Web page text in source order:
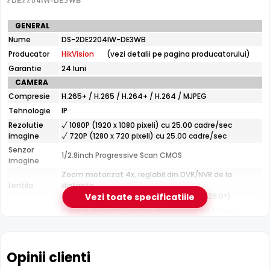
Distanta IR modesta (20 m) — potrivita pentru incaperi
si curti mici
e-Camere.ro recomanda acest produs pentru:
curtea si exteriorul casei; instalari profesionale cu
cablare UTP structurata.
vizibilitate clara pe intuneric total. LED-urile IR sunt
Specificatii
tehnice
HikVision
DS-
2DE2204IW-
DE3WB
GENERAL
Nume
DS-2DE2204IW-DE3WB
Producator
HikVision
(vezi detalii pe pagina producatorului)
Garantie
24 luni
CAMERA
Compresie
H.265+ / H.265 / H.264+ / H.264 / MJPEG
Tehnologie
IP
Rezolutie
imagine
√ 1080P (1920 x 1080 pixeli) cu 25.00 cadre/sec
√ 720P (1280 x 720 pixeli) cu 25.00 cadre/sec
Senzor
imagine
1/2.8inch Progressive Scan CMOS
Lentila
Zoom motorizat 4x, reglabil din DVR/NVR de la
distanta
Distanta focala: 2.8 - 12.0 mm (100.0° - 25.0°)
Pana la 20 metri (pentru vizualizarea pe timpul
Format
Speed Dome
Protectie
Exterior
Vezi toate specificatiile
Opinii clienti